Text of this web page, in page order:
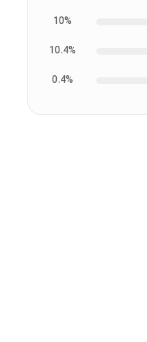
10%
10.4%
0.4%